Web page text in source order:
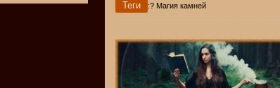
Теги :? Магия камней